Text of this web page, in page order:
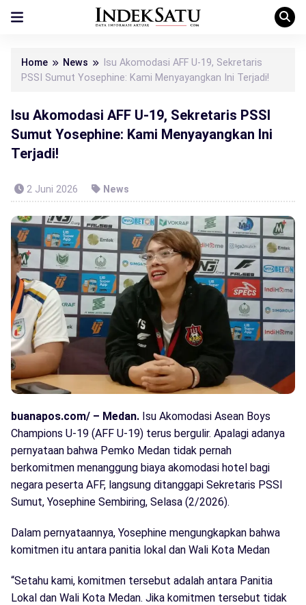
Home News
Isu Akomodasi AFF U-19, Sekretaris
PSSI Sumut Yosephine: Kami Menyayangkan Ini Terjadi!
Isu Akomodasi AFF U-19, Sekretaris PSSI
Sumut Yosephine: Kami Menyayangkan Ini
Terjadi!
2 Juni 2026 News
buanapos.com/ – Medan. Isu Akomodasi Asean Boys
Champions U-19 (AFF U-19) terus bergulir. Apalagi adanya
pernyataan bahwa Pemko Medan tidak pernah
berkomitmen menanggung biaya akomodasi hotel bagi
negara peserta AFF, langsung ditanggapi Sekretaris PSSI
Sumut, Yosephine Sembiring, Selasa (2/2026).
Dalam pernyataannya, Yosephine mengungkapkan bahwa
komitmen itu antara panitia lokal dan Wali Kota Medan
“Setahu kami, komitmen tersebut adalah antara Panitia
Lokal dan Wali Kota Medan. Jika komitmen tersebut tidak